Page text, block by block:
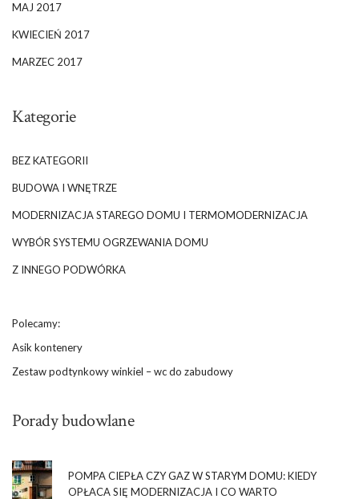
MAJ 2017
KWIECIEŃ 2017
MARZEC 2017
Kategorie
BEZ KATEGORII
BUDOWA I WNĘTRZE
MODERNIZACJA STAREGO DOMU I TERMOMODERNIZACJA
WYBÓR SYSTEMU OGRZEWANIA DOMU
Z INNEGO PODWÓRKA
Polecamy:
Asik kontenery
Zestaw podtynkowy winkiel – wc do zabudowy
Porady budowlane
POMPA CIEPŁA CZY GAZ W STARYM DOMU: KIEDY
OPŁACA SIĘ MODERNIZACJA I CO WARTO